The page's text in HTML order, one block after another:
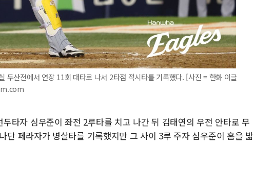
두산전에서 연장 11회 대타로 나서 2타점 적시타를 기록했다. [사진 = 한화 이글
타자 심우준이 좌전 2루타를 치고 나간 뒤 김태연의 우전 안타로 무
단 페라자가 병살타를 기록했지만 그 사이 3루 주자 심우준이 홈을 밟